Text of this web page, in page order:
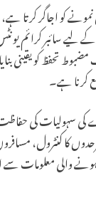
کو اجاگر کرتا ہے،
لیے سائبر کرائم
تحفظ کو یقینی
کرنا ہے۔
کی سہولیات کی حفاظت
کا کنٹرول،
والی معلومات